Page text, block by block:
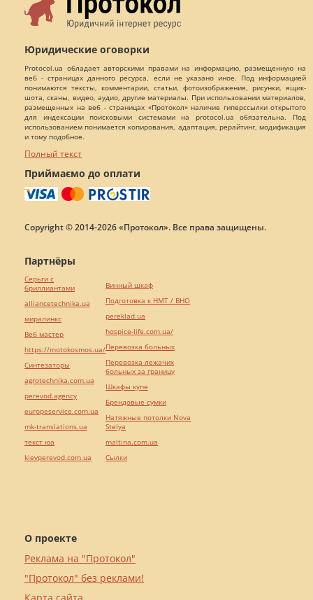
Юридические оговорки
Protocol.ua обладает авторскими правами на информацию, размещенную на
веб - страницах данного ресурса, если не указано иное. Под информацией
понимаются тексты, комментарии, статьи, фотоизображения, рисунки, ящик-
шота, сканы, видео, аудио, другие материалы. При использовании материалов,
размещенных на веб - страницах «Протокол» наличие гиперссылки открытого
для индексации поисковыми системами на protocol.ua обязательна. Под
использованием понимается копирования, адаптация, рерайтинг, модификация
и тому подобное.
Полный текст
Приймаємо до оплати
Copyright © 2014-2026 «Протокол». Все права защищены.
О проекте
Реклама на "Протокол"
"Протокол" без реклами!
Партнёры
Серьги с
бриллиантами
alliancetechnika.ua
миралинкс
Веб мастер
https://motokosmos.ua/
Синтезаторы
agrotechnika.com.ua
perevod.agency
europeservice.com.ua
mk-translations.ua
текст юа
kievperevod.com.ua
Винный шкаф
Подготовка к НМТ / ВНО
pereklad.ua
hospice-life.com.ua/
Перевозка больных
Перевозка лежачих
больных за границу
Шкафы купе
Брендовые сумки
Натяжные потолки Nova
Stelya
maltina.com.ua
Cылки